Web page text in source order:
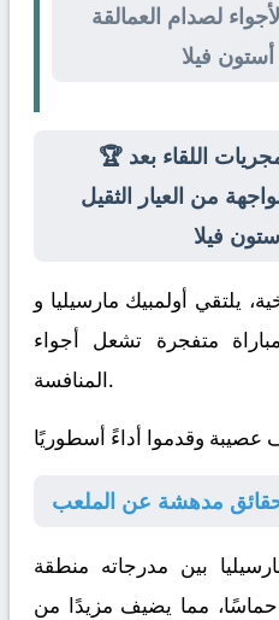
لصدام العمالقة
فيلا
🏆 تُحدث تحولًا مفاجئًا في مجريات اللقاء بعد
من العيار الثقيل
فيلا
يلتقي أولمبيك مارسيليا و
متفجرة تشعل أجواء
المنافسة.
عصيبة وقدموا أداءً أسطوريًا
بين مدرجاته منطقة
مما يضيف مزيدًا من